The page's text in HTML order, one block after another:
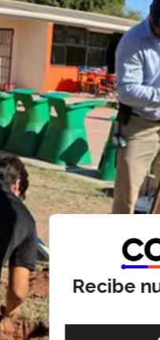
Recibe